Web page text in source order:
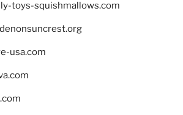
toys-squishmallows.com
usa.com